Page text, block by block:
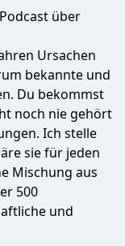
über
Ursachen
bekannte und
Du bekommst
noch nie gehört
Ich stelle
sie für jeden
Mischung aus
500
und